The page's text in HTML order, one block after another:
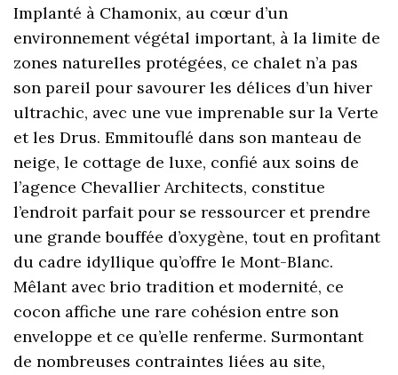
Implanté à Chamonix, au cœur d’un
environnement végétal important, à la limite de
zones naturelles protégées, ce chalet n’a pas
son pareil pour savourer les délices d’un hiver
ultrachic, avec une vue imprenable sur la Verte
et les Drus. Emmitouflé dans son manteau de
neige, le cottage de luxe, confié aux soins de
l’agence Chevallier Architects, constitue
l’endroit parfait pour se ressourcer et prendre
une grande bouffée d’oxygène, tout en profitant
du cadre idyllique qu’offre le Mont-Blanc.
Mêlant avec brio tradition et modernité, ce
cocon affiche une rare cohésion entre son
enveloppe et ce qu’elle renferme. Surmontant
de nombreuses contraintes liées au site,